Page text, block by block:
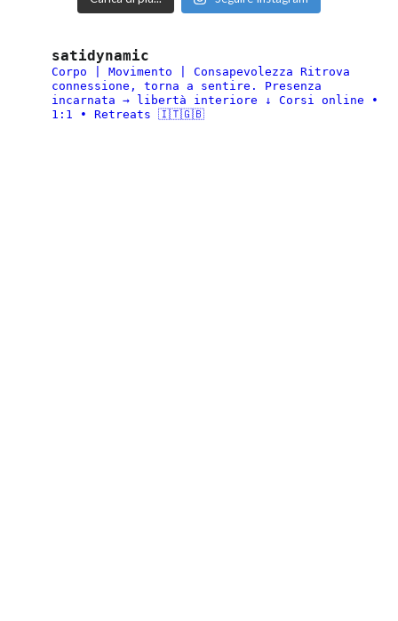
satidynamic
Corpo | Movimento | Consapevolezza Ritrova
connessione, torna a sentire.
Presenza
incarnata → libertà interiore ↓ Corsi online •
1:1 • Retreats 🇮🇹🇬🇧